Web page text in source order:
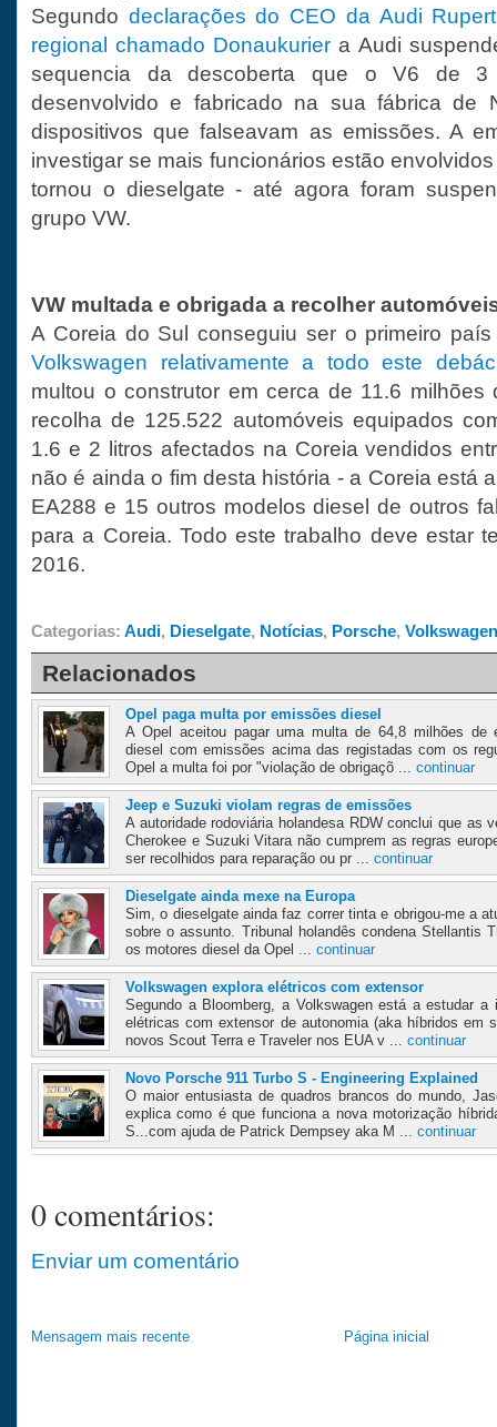
Segundo declarações do CEO da Audi
regional chamado Donaukurier a Audi
sequencia da descoberta que o V6 de
desenvolvido e fabricado na sua fábrica de
dispositivos que falseavam as emissões. A
investigar se mais funcionários estão
tornou o dieselgate - até agora foram
grupo VW.
VW multada e obrigada a recolher
A Coreia do Sul conseguiu ser o primeiro
Volkswagen relativamente a todo este
multou o construtor em cerca de 11.6
recolha de 125.522 automóveis equipados
1.6 e 2 litros afectados na Coreia vendidos
não é ainda o fim desta história - a Coreia está
EA288 e 15 outros modelos diesel de outros
para a Coreia. Todo este trabalho deve estar
2016.
Categorias: Audi, Dieselgate, Notícias, Porsche, Volkswagen
Relacionados
Opel paga multa por emissões diesel
A Opel aceitou pagar uma multa de 64,8 milhões de
diesel com emissões acima das registadas com os
Opel a multa foi por "violação de obrigaçõ ... continuar
Jeep e Suzuki violam regras de emissões
A autoridade rodoviária holandesa RDW conclui que as
Cherokee e Suzuki Vitara não cumprem as regras
ser recolhidos para reparação ou pr ... continuar
Dieselgate ainda mexe na Europa
Sim, o dieselgate ainda faz correr tinta e obrigou-me a
sobre o assunto. Tribunal holandês condena Stellantis
os motores diesel da Opel ... continuar
Volkswagen explora elétricos com extensor
Segundo a Bloomberg, a Volkswagen está a estudar a
elétricas com extensor de autonomia (aka híbridos em
novos Scout Terra e Traveler nos EUA v ... continuar
Novo Porsche 911 Turbo S - Engineering Explained
O maior entusiasta de quadros brancos do mundo,
explica como é que funciona a nova motorização
S...com ajuda de Patrick Dempsey aka M ... continuar
0 comentários:
Enviar um comentário
Mensagem mais recente Página inicial